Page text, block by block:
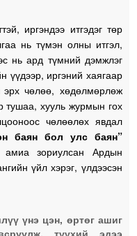
иргэндээ итгэдэг төр
нь түмэн олны итгэл,
нь ард түмний дэмжлэг
үүдээр, иргэний хаягаар
эрх чөлөө, хөдөлмөрлөж
тушаа, хууль журмын гох
чөлөөлөх явдал
баян бол улс баян”
амиа зориулсан Ардын
үйл хэрэг, үлдээсэн
үнэ цэн, өртөг ашиг